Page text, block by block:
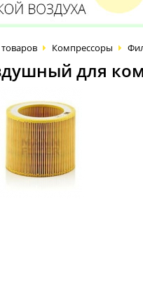
Компрессоры
для